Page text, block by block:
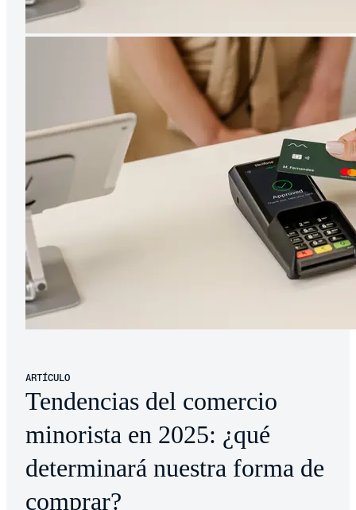
ARTÍCULO
Tendencias del comercio
minorista en 2025: ¿qué
determinará nuestra forma de
comprar?